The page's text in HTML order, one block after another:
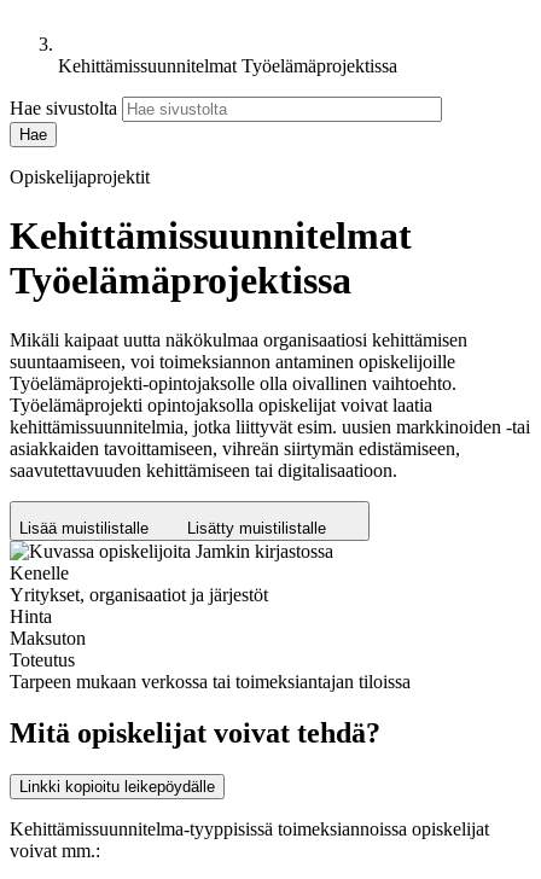
Kehittämissuunnitelmat Työelämäprojektissa
Hae sivustolta
Opiskelijaprojektit
Kehittämissuunnitelmat
Työelämäprojektissa
Mikäli kaipaat uutta näkökulmaa organisaatiosi kehittämisen
suuntaamiseen, voi toimeksiannon antaminen opiskelijoille
Työelämäprojekti-opintojaksolle olla oivallinen vaihtoehto.
Työelämäprojekti opintojaksolla opiskelijat voivat laatia
kehittämissuunnitelmia, jotka liittyvät esim. uusien markkinoiden -tai
asiakkaiden tavoittamiseen, vihreän siirtymän edistämiseen,
saavutettavuuden kehittämiseen tai digitalisaatioon.
Lisää muistilistalle Lisätty muistilistalle
Kenelle
Yritykset, organisaatiot ja järjestöt
Hinta
Maksuton
Toteutus
Tarpeen mukaan verkossa tai toimeksiantajan tiloissa
Mitä opiskelijat voivat tehdä?
Linkki kopioitu leikepöydälle
Kehittämissuunnitelma-tyyppisissä toimeksiannoissa opiskelijat
voivat mm.: